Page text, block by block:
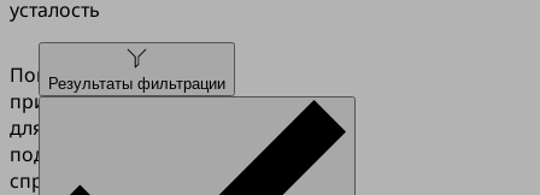
усталость
Поиск
приспособления
для
подъема
справа
Результаты фильтрации